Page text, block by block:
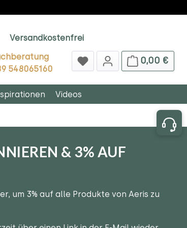
Versandkostenfrei
548065160
0,00 €
Videos
& 3% AUF
um 3% auf alle Produkte von Aeris zu